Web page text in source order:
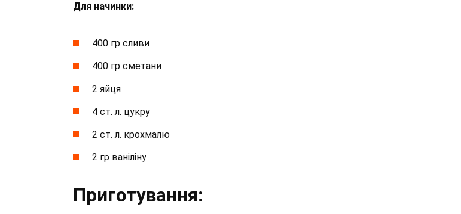
Для начинки:
400 гр сливи
400 гр сметани
2 яйця
4 ст. л. цукру
2 ст. л. крохмалю
2 гр ваніліну
Приготування: